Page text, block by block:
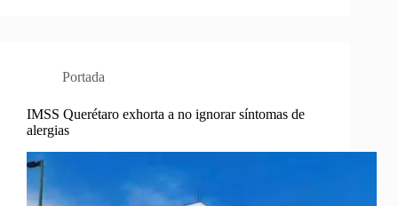
Portada
IMSS Querétaro exhorta a no ignorar síntomas de
alergias